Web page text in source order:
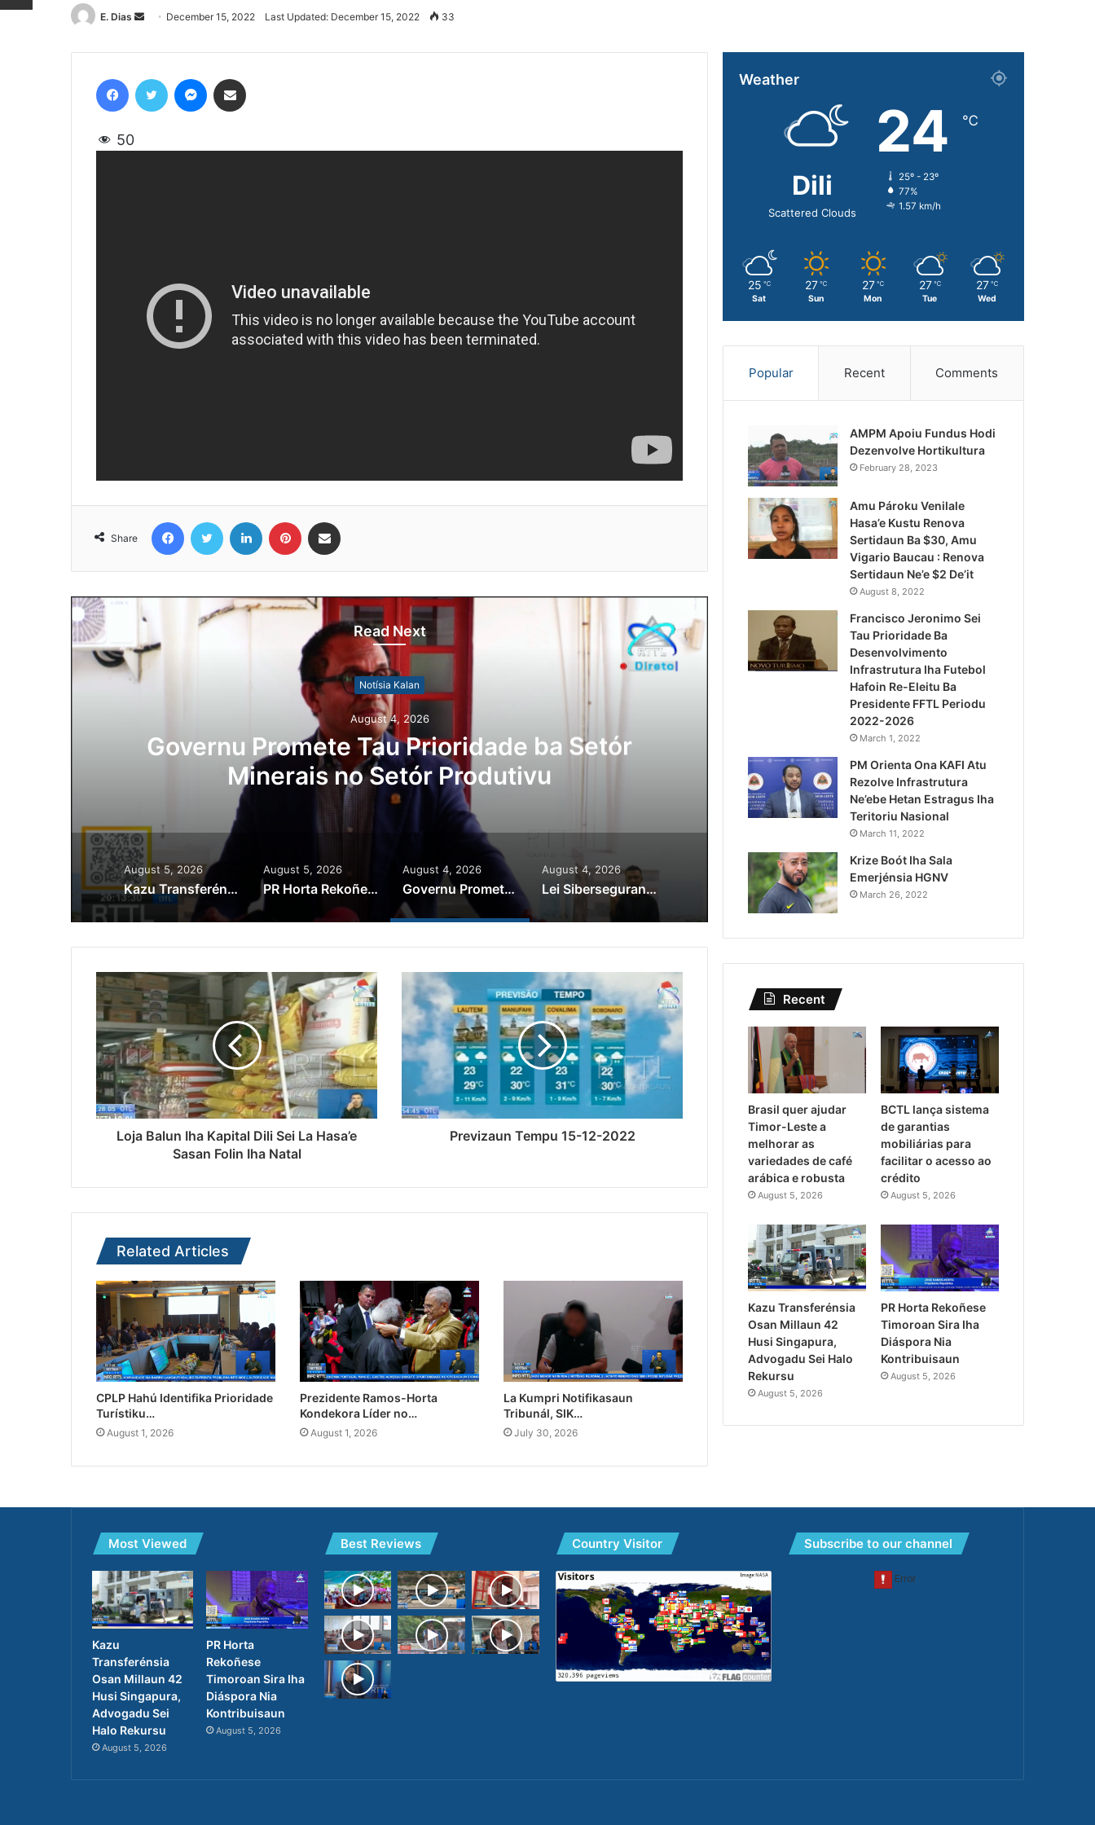
E. Dias
Send
email
December 15, 2022 Last Updated: December 15, 2022 33
50
Share
Read Next
Notísia Kalan
August 4, 2026
Governu Promete Tau Prioridade ba Setór
Minerais no Setór Produtivu
Lei Siberseguransa Ajuda
Kaptura Autór Kriminozu
Estranjeiru
August 5, 2026
Kazu Transferénsia Osan Millaun 42 Husi Singapura, Advogadu Sei Halo Rekursu
August 5, 2026
PR Horta Rekoñese Timoroan Sira Iha Diáspora Nia Kontribuisaun
August 4, 2026
Governu Promete Tau Prioridade ba Setór Minerais no Setór Produtivu
August 4, 2026
Lei Siberseguransa Ajuda Autoridade Polisiál Kaptura Autór Kriminozu ho Paradeiru Iha Estranjeiru
Loja Balun Iha Kapital Dili Sei La Hasa’e
Sasan Folin Iha Natal
Previzaun Tempu 15-12-2022
Related Articles
CPLP Hahú Identifika Prioridade
Turístiku…
August 1, 2026
Prezidente Ramos-Horta
Kondekora Líder no…
August 1, 2026
La Kumpri Notifikasaun
Tribunál, SIK…
July 30, 2026
Weather
Dili
Scattered Clouds
24 ℃
25º - 23º
77%
1.57 km/h
25 ℃
Sat
27 ℃
Sun
27 ℃
Mon
27 ℃
Tue
27 ℃
Wed
Popular Recent Comments
AMPM Apoiu Fundus Hodi
Dezenvolve Hortikultura
February 28, 2023
Amu Pároku Venilale
Hasa’e Kustu Renova
Sertidaun Ba $30, Amu
Vigario Baucau : Renova
Sertidaun Ne’e $2 De’it
August 8, 2022
Francisco Jeronimo Sei
Tau Prioridade Ba
Desenvolvimento
Infrastrutura Iha Futebol
Hafoin Re-Eleitu Ba
Presidente FFTL Periodu
2022-2026
March 1, 2022
PM Orienta Ona KAFI Atu
Rezolve Infrastrutura
Ne’ebe Hetan Estragus Iha
Teritoriu Nasional
March 11, 2022
Krize Boót Iha Sala
Emerjénsia HGNV
March 26, 2022
Recent
Brasil quer ajudar
Timor-Leste a
melhorar as
variedades de café
arábica e robusta
August 5, 2026
BCTL lança sistema
de garantias
mobiliárias para
facilitar o acesso ao
crédito
August 5, 2026
Kazu Transferénsia
Osan Millaun 42
Husi Singapura,
Advogadu Sei Halo
Rekursu
August 5, 2026
PR Horta Rekoñese
Timoroan Sira Iha
Diáspora Nia
Kontribuisaun
August 5, 2026
Most Viewed
Kazu
Transferénsia
Osan Millaun 42
Husi Singapura,
Advogadu Sei
Halo Rekursu
August 5, 2026
PR Horta
Rekoñese
Timoroan Sira Iha
Diáspora Nia
Kontribuisaun
August 5, 2026
Best Reviews Country Visitor Subscribe to our channel